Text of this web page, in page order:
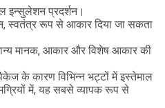
इन्सुलेशन प्रदर्शन।
स्वतंत्र रूप से आकार दिया जा सकता
मानक, आकार और विशेष आकार की
के कारण विभिन्न भट्टों में इस्तेमाल
में, यह सबसे व्यापक रूप से